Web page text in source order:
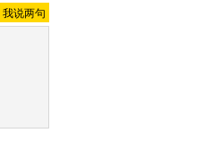
我说两句